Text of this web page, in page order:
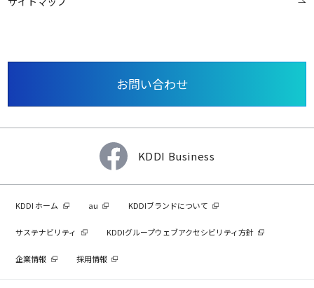
お問い合わせ
KDDI Business
KDDI ホーム au KDDIブランドについて
サステナビリティ KDDIグループウェブアクセシビリティ方針
企業情報 採用情報